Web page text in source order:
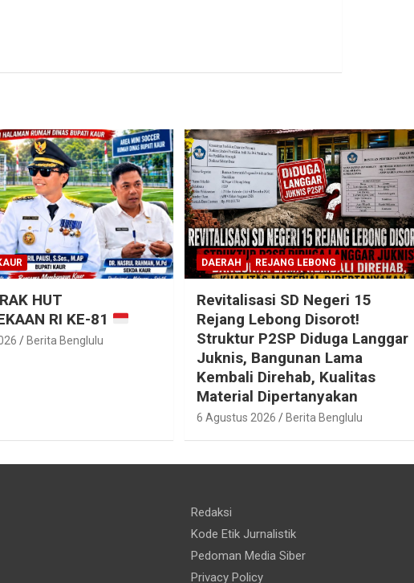
HUT
RI KE-81
Berita Benglulu
DAERAH REJANG LEBONG
Revitalisasi SD Negeri 15
Rejang Lebong Disorot!
Struktur P2SP Diduga Langgar
Juknis, Bangunan Lama
Kembali Direhab, Kualitas
Material Dipertanyakan
6 Agustus 2026 Berita Benglulu
Redaksi
Kode Etik Jurnalistik
Pedoman Media Siber
Privacy Policy